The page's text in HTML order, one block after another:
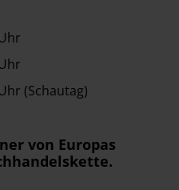
(Schautag)
von Europas